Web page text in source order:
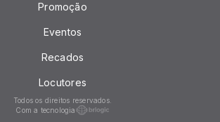
Promoção
Eventos
Recados
Locutores
Todos os direitos reservados.
Com a tecnologia